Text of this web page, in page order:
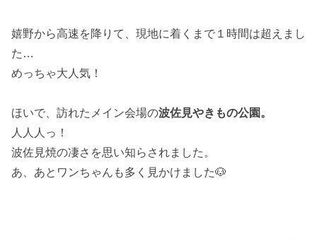
嬉野から高速を降りて、現地に着くまで１時間は超えまし
た…
めっちゃ大人気！
ほいで、訪れたメイン会場の波佐見やきもの公園。
人人人っ！
波佐見焼の凄さを思い知らされました。
あ、あとワンちゃんも多く見かけました🐶